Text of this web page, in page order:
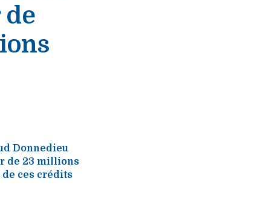
Donnedieu
de 23 millions
ces crédits